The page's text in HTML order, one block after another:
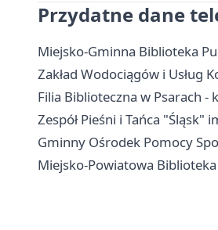
Przydatne dane
Miejsko-Gminna Biblioteka
Zakład Wodociągów i Usług
Filia Biblioteczna w Psarach
Zespół Pieśni i Tańca
Gminny Ośrodek Pomocy
Miejsko-Powiatowa